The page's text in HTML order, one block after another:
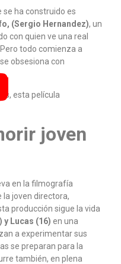
se ha construido es
(Sergio Hernandez), un
con quien ve una real
todo comienza a
obsesiona con
esta película
joven
en la filmografía
la joven directora,
producción sigue la vida
y Lucas (16) en una
a experimentar sus
se preparan para la
también, en plena